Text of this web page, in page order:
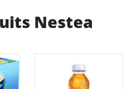
Nestea